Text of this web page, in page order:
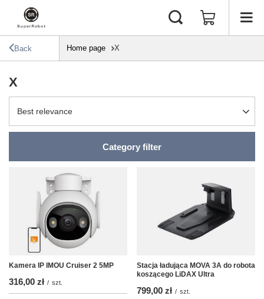
Back Home page X
X
Change sorting
Best relevance
Category filter
Kamera IP IMOU Cruiser 2 5MP
316,00 zł / szt.
Stacja ładująca MOVA 3A do robota
koszącego LiDAX Ultra
799,00 zł / szt.